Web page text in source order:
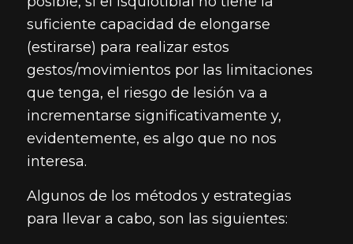
suficiente capacidad de elongarse
(estirarse) para realizar estos
gestos/movimientos por las limitaciones
que tenga, el riesgo de lesión va a
incrementarse significativamente y,
evidentemente, es algo que no nos
interesa.
Algunos de los métodos y estrategias
para llevar a cabo, son las siguientes: